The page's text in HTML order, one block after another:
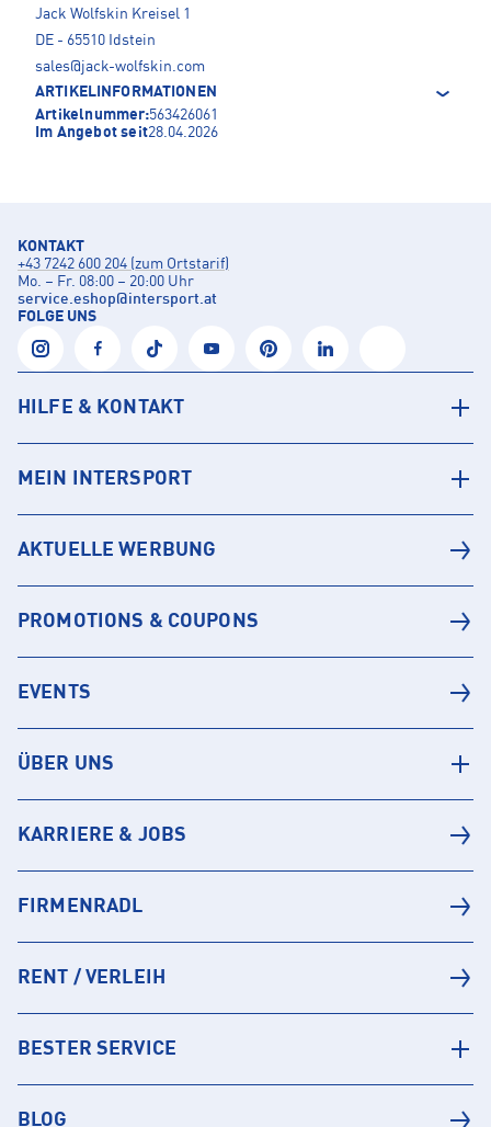
Jack Wolfskin Kreisel 1
DE - 65510 Idstein
sales@jack-wolfskin.com
ARTIKELINFORMATIONEN
Artikelnummer:563426061
Im Angebot seit28.04.2026
KONTAKT
+43 7242 600 204 (zum Ortstarif)
Mo. – Fr. 08:00 – 20:00 Uhr
service.eshop@intersport.at
FOLGE UNS
HILFE & KONTAKT
MEIN INTERSPORT
AKTUELLE WERBUNG
PROMOTIONS & COUPONS
EVENTS
ÜBER UNS
KARRIERE & JOBS
FIRMENRADL
RENT / VERLEIH
BESTER SERVICE
BLOG